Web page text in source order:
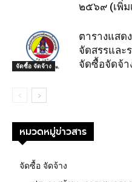
๒๕๖๙ (เพิ่ม
จัดซื้อ จัดจ้าง
ตารางแสด
จัดสรรและ
จัดซื้อจัดจ้า
หมวดหมู่ข่าวสาร
จัดซื้อ จัดจ้าง